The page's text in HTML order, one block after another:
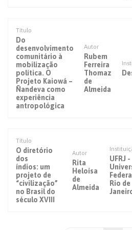
Título
Do
desenvolvimento
comunitário à
mobilização
política. O
Projeto Kaiowá –
Ñandeva como
experiência
antropológica
Autor
Rubem
Ferreira
Thomaz
de
Almeida
Título
O diretório
dos
índios: um
projeto de
“civilização”
no Brasil do
século XVIII
Autor
Rita
Heloísa
de
Almeida
UFRJ -
Rio de